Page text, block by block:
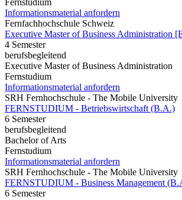
Fernstudium
Informationsmaterial anfordern
Fernfachhochschule Schweiz
Executive Master of Business Administration
4 Semester
berufsbegleitend
Executive Master of Business Administration
Fernstudium
Informationsmaterial anfordern
SRH Fernhochschule - The Mobile University
FERNSTUDIUM - Betriebswirtschaft (B.A.)
6 Semester
berufsbegleitend
Bachelor of Arts
Fernstudium
Informationsmaterial anfordern
SRH Fernhochschule - The Mobile University
FERNSTUDIUM - Business Management
6 Semester